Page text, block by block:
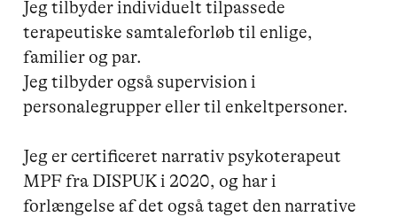
Jeg tilbyder individuelt tilpassede
terapeutiske samtaleforløb til enlige,
familier og par.
Jeg tilbyder også supervision i
personalegrupper eller til enkeltpersoner.
Jeg er certificeret narrativ psykoterapeut
MPF fra DISPUK i 2020, og har i
forlængelse af det også taget den narrative